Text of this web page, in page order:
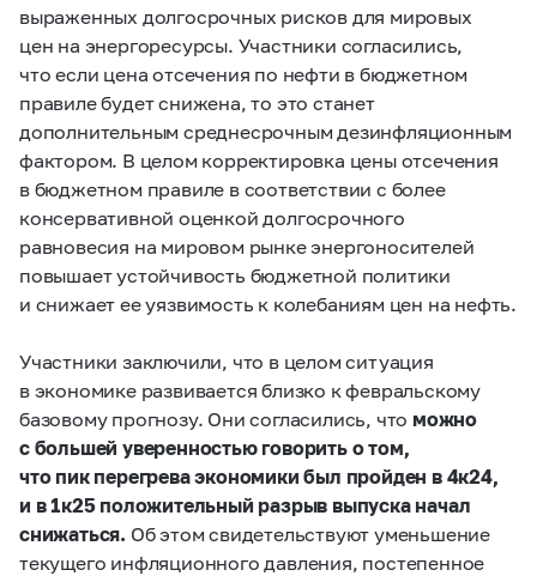
выраженных долгосрочных рисков для мировых
цен на энергоресурсы. Участники согласились,
что если цена отсечения по нефти в бюджетном
правиле будет снижена, то это станет
дополнительным среднесрочным дезинфляционным
фактором. В целом корректировка цены отсечения
в бюджетном правиле в соответствии с более
консервативной оценкой долгосрочного
равновесия на мировом рынке энергоносителей
повышает устойчивость бюджетной политики
и снижает ее уязвимость к колебаниям цен на нефть.
Участники заключили, что в целом ситуация
в экономике развивается близко к февральскому
базовому прогнозу. Они согласились, что можно
с большей уверенностью говорить о том,
что пик перегрева экономики был пройден в 4к24,
и в 1к25 положительный разрыв выпуска начал
снижаться. Об этом свидетельствуют уменьшение
текущего инфляционного давления, постепенное